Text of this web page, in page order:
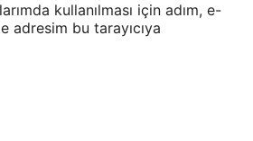
kullanılması için adım, e-
adresim bu tarayıcıya